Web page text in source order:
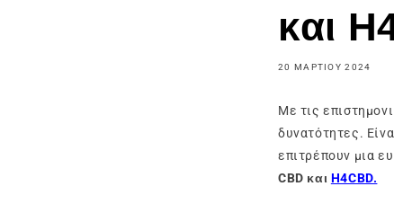
και
20 ΜΑΡΤΊΟΥ 2024
Με τις
δυνατότητες.
επιτρέπουν μια
CBD και H4CBD.